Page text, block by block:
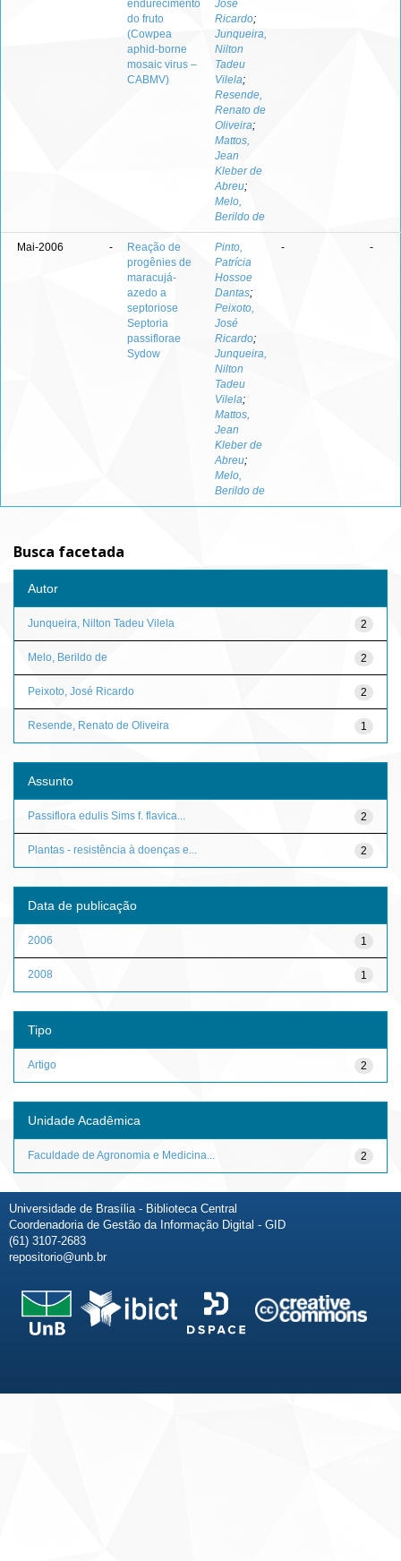
endurecimento
do fruto
(Cowpea
aphid-borne
mosaic virus –
CABMV)
José
Ricardo;
Junqueira,
Nilton
Tadeu
Vilela;
Resende,
Renato de
Oliveira;
Mattos,
Jean
Kleber de
Abreu;
Melo,
Berildo de
Mai-2006 -
Reação de
progênies de
maracujá-
azedo a
septoriose
Septoria
passiflorae
Sydow
Pinto,
Patrícia
Hossoe
Dantas;
Peixoto,
José
Ricardo;
Junqueira,
Nilton
Tadeu
Vilela;
Mattos,
Jean
Kleber de
Abreu;
Melo,
Berildo de
- -
Busca facetada
Autor
2
Junqueira, Nilton Tadeu Vilela
2
Melo, Berildo de
2
Peixoto, José Ricardo
1
Resende, Renato de Oliveira
Assunto
2
Passiflora edulis Sims f. flavica...
2
Plantas - resistência à doenças e...
Data de publicação
1
2006
1
2008
Tipo
2
Artigo
Unidade Acadêmica
2
Faculdade de Agronomia e Medicina...
Universidade de Brasília - Biblioteca Central
Coordenadoria de Gestão da Informação Digital - GID
(61) 3107-2683
repositorio@unb.br